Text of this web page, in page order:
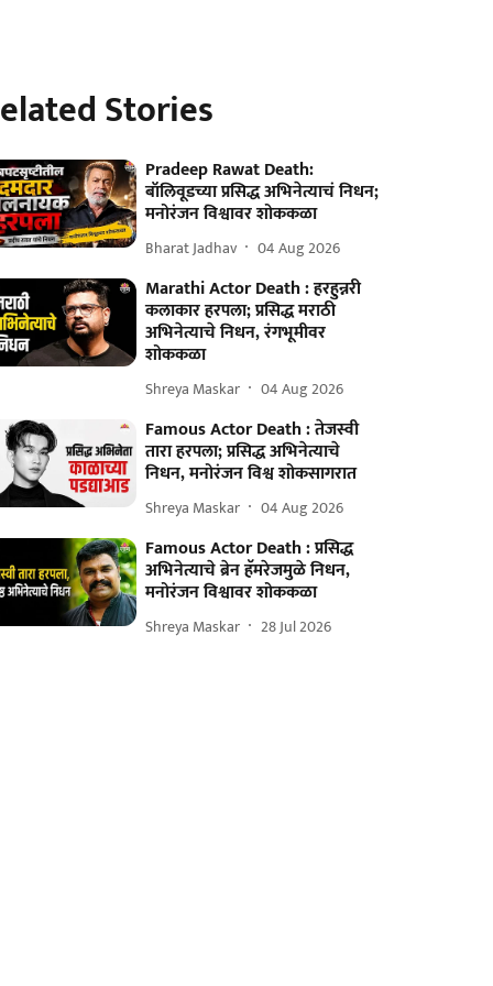
Stories
Pradeep Rawat Death:
बॉलिवूडच्या प्रसिद्ध अभिनेत्याचं निधन;
मनोरंजन विश्वावर शोककळा
Bharat Jadhav 04 Aug 2026
Marathi Actor Death : हरहुन्नरी
कलाकार हरपला; प्रसिद्ध मराठी
अभिनेत्याचे निधन, रंगभूमीवर
शोककळा
Shreya Maskar 04 Aug 2026
Famous Actor Death : तेजस्वी
तारा हरपला; प्रसिद्ध अभिनेत्याचे
निधन, मनोरंजन विश्व शोकसागरात
Shreya Maskar 04 Aug 2026
Famous Actor Death : प्रसिद्ध
अभिनेत्याचे ब्रेन हॅमरेजमुळे निधन,
मनोरंजन विश्वावर शोककळा
Shreya Maskar 28 Jul 2026